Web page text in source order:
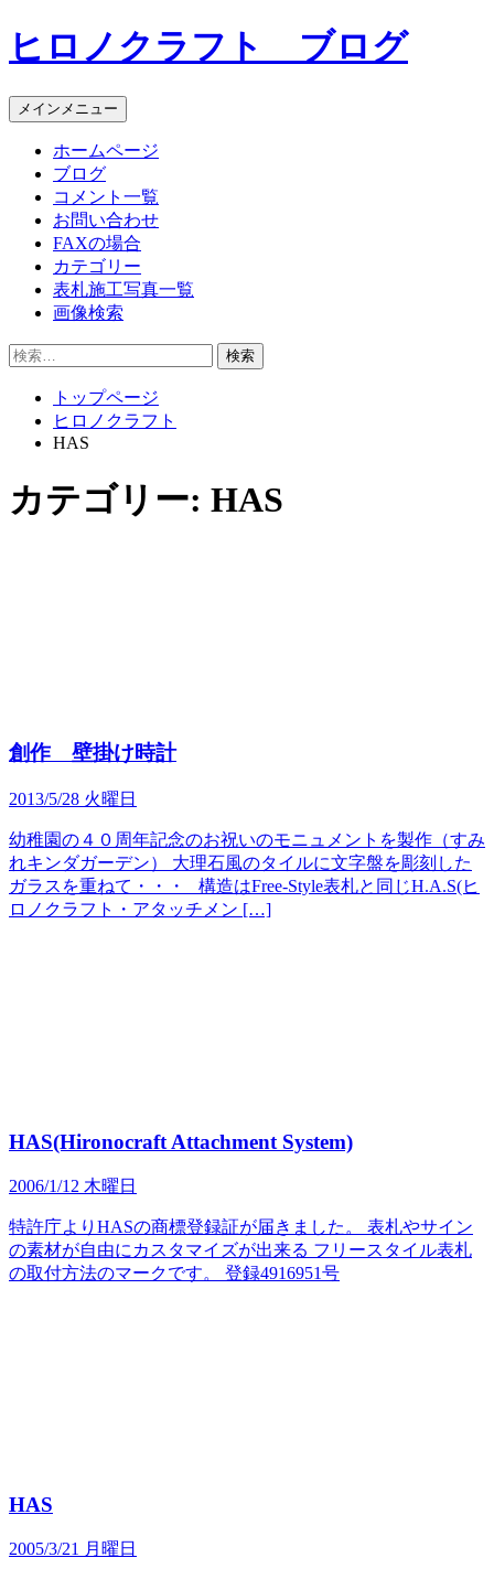
コ
ン
ン
ツ
ヒロノクラフト ブログ
メインメニュー
ホームページ
ブログ
コメント一覧
お問い合わせ
FAXの場合
カテゴリー
表札施工写真一覧
画像検索
検
トップページ
ヒロノクラフト
HAS
カテゴリー: HAS
創作 壁掛け時計
2013/5/28 火曜日
幼稚園の４０周年記念のお祝いのモニュメントを製作（すみ
れキンダガーデン） 大理石風のタイルに文字盤を彫刻した
ガラスを重ねて・・・ 構造はFree-Style表札と同じH.A.S(ヒ
ロノクラフト・アタッチメン […]
HAS(Hironocraft Attachment System)
2006/1/12 木曜日
特許庁よりHASの商標登録証が届きました。 表札やサイン
の素材が自由にカスタマイズが出来る フリースタイル表札
の取付方法のマークです。 登録4916951号
HAS
2005/3/21 月曜日